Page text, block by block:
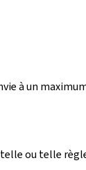
à un
ou telle